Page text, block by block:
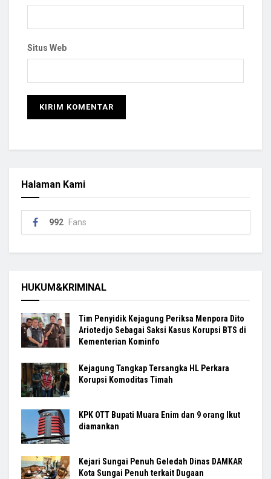
Situs Web
Halaman Kami
992 Fans
HUKUM&KRIMINAL
Tim Penyidik Kejagung Periksa Menpora Dito
Ariotedjo Sebagai Saksi Kasus Korupsi BTS di
Kementerian Kominfo
Kejagung Tangkap Tersangka HL Perkara
Korupsi Komoditas Timah
KPK OTT Bupati Muara Enim dan 9 orang Ikut
diamankan
Kejari Sungai Penuh Geledah Dinas DAMKAR
Kota Sungai Penuh terkait Dugaan